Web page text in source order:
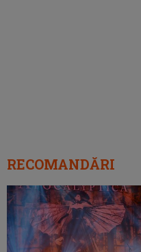
RECOMANDĂRI